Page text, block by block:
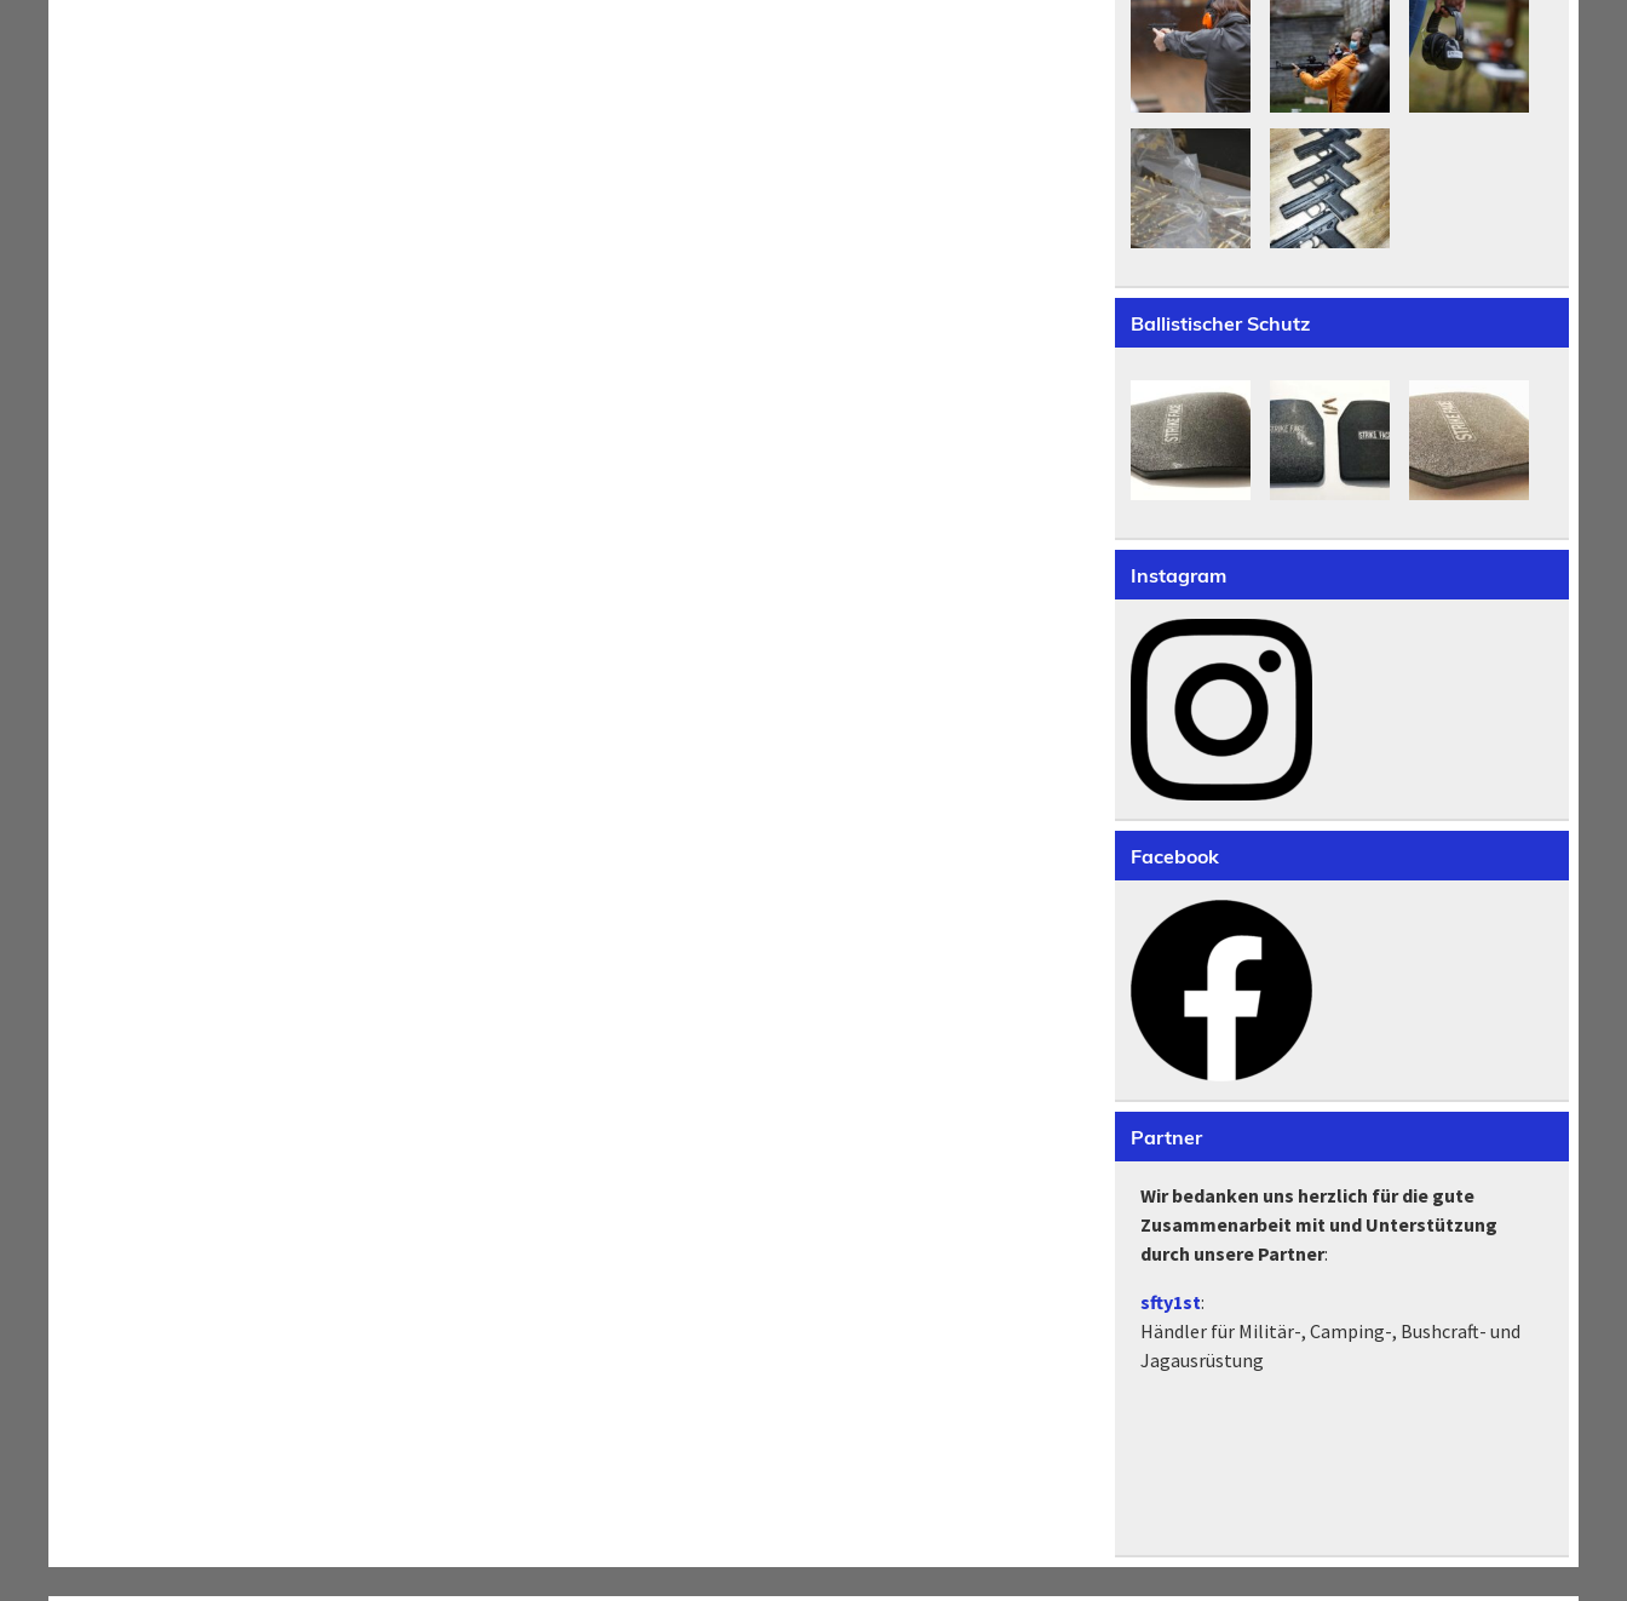
Ballistischer Schutz
Instagram
Facebook
Partner
Wir bedanken uns herzlich für die gute
Zusammenarbeit mit und Unterstützung
durch unsere Partner:
sfty1st:
Händler für Militär-, Camping-, Bushcraft- und
Jagausrüstung